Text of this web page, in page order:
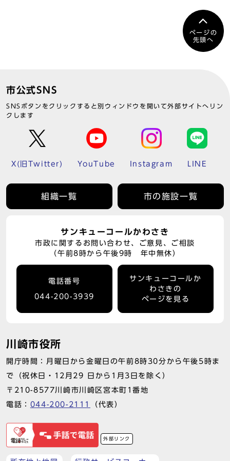
ページの
先頭へ
市公式SNS
SNSボタンをクリックすると別ウィンドウを開いて外部サイトへリン
クします
X(旧Twitter) YouTube Instagram LINE
組織一覧 市の施設一覧
サンキューコールかわさき
市政に関するお問い合わせ、ご意見、ご相談
（午前8時から午後9時 年中無休）
電話番号
044-200-3939
サンキューコールか
わさきの
ページを見る
川崎市役所
開庁時間：月曜日から金曜日の午前8時30分から午後5時ま
で（祝休日・12月29 日から1月3日を除く）
〒210-8577川崎市川崎区宮本町1番地
電話： 044-200-2111 （代表）
外部リンク